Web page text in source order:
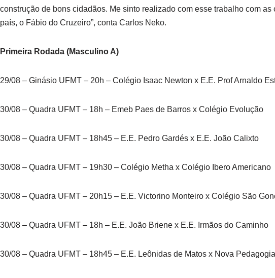
construção de bons cidadãos. Me sinto realizado com esse trabalho com
país, o Fábio do Cruzeiro”, conta Carlos Neko.
Primeira Rodada (Masculino A)
29/08 – Ginásio UFMT – 20h – Colégio Isaac Newton x E.E. Prof Arnaldo
30/08 – Quadra UFMT – 18h – Emeb Paes de Barros x Colégio Evolução
30/08 – Quadra UFMT – 18h45 – E.E. Pedro Gardés x E.E. João Calixto
30/08 – Quadra UFMT – 19h30 – Colégio Metha x Colégio Ibero Americano
30/08 – Quadra UFMT – 20h15 – E.E. Victorino Monteiro x Colégio São
30/08 – Quadra UFMT – 18h – E.E. João Briene x E.E. Irmãos do Caminho
30/08 – Quadra UFMT – 18h45 – E.E. Leônidas de Matos x Nova Pedagogia